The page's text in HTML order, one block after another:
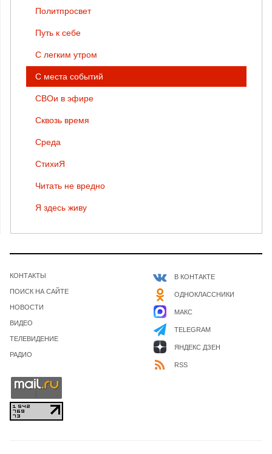
Политпросвет
Путь к себе
С легким утром
С места событий
СВОи в эфире
Сквозь время
Среда
СтихиЯ
Читать не вредно
Я здесь живу
КОНТАКТЫ
ПОИСК НА САЙТЕ
НОВОСТИ
ВИДЕО
ТЕЛЕВИДЕНИЕ
РАДИО
В КОНТАКТЕ
ОДНОКЛАССНИКИ
МАКС
TELEGRAM
ЯНДЕКС ДЗЕН
RSS